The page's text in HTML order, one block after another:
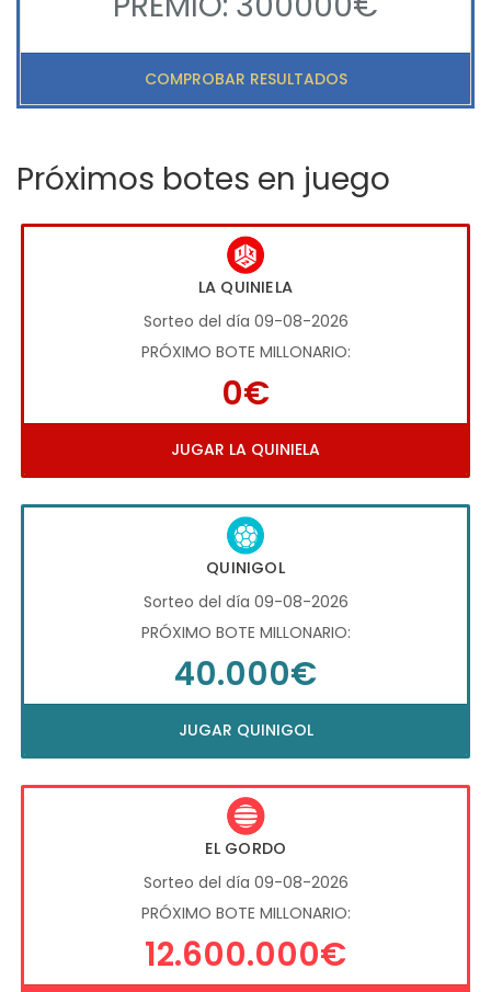
COMPROBAR RESULTADOS
Próximos botes en juego
LA QUINIELA
Sorteo del día 09-08-2026
PRÓXIMO BOTE MILLONARIO:
0€
JUGAR LA QUINIELA
QUINIGOL
Sorteo del día 09-08-2026
PRÓXIMO BOTE MILLONARIO:
40.000€
JUGAR QUINIGOL
EL GORDO
Sorteo del día 09-08-2026
PRÓXIMO BOTE MILLONARIO:
12.600.000€